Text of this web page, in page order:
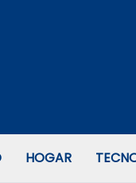
HOGAR